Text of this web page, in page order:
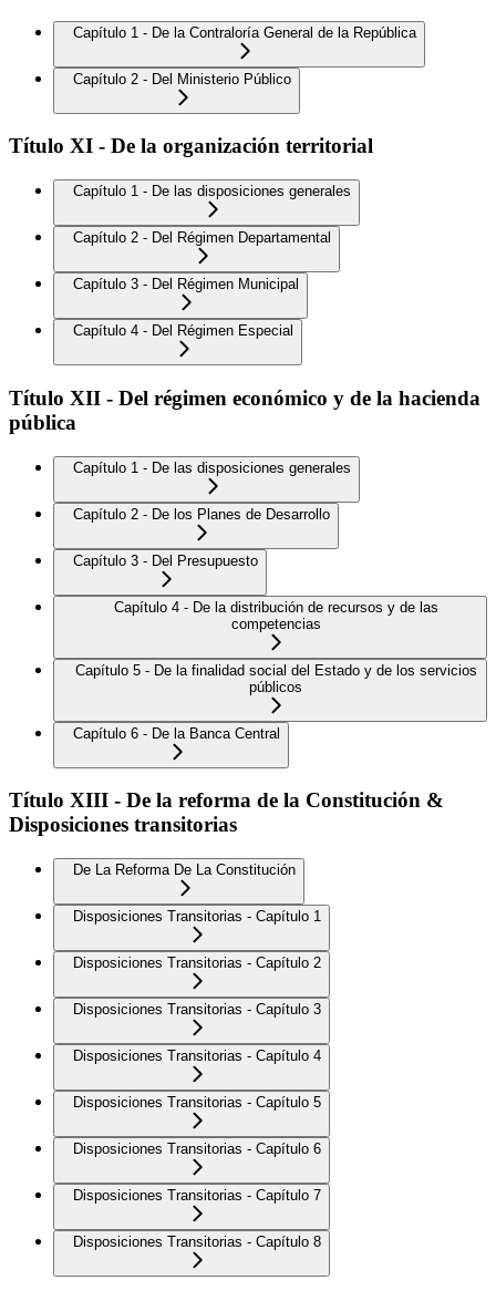
Capítulo 1 - De la Contraloría General de la República
Capítulo 2 - Del Ministerio Público
Título XI - De la organización territorial
Capítulo 1 - De las disposiciones generales
Capítulo 2 - Del Régimen Departamental
Capítulo 3 - Del Régimen Municipal
Capítulo 4 - Del Régimen Especial
Título XII - Del régimen económico y de la hacienda
pública
Capítulo 1 - De las disposiciones generales
Capítulo 2 - De los Planes de Desarrollo
Capítulo 3 - Del Presupuesto
Capítulo 4 - De la distribución de recursos y de las
competencias
Capítulo 5 - De la finalidad social del Estado y de los servicios
públicos
Capítulo 6 - De la Banca Central
Título XIII - De la reforma de la Constitución &
Disposiciones transitorias
De La Reforma De La Constitución
Disposiciones Transitorias - Capítulo 1
Disposiciones Transitorias - Capítulo 2
Disposiciones Transitorias - Capítulo 3
Disposiciones Transitorias - Capítulo 4
Disposiciones Transitorias - Capítulo 5
Disposiciones Transitorias - Capítulo 6
Disposiciones Transitorias - Capítulo 7
Disposiciones Transitorias - Capítulo 8